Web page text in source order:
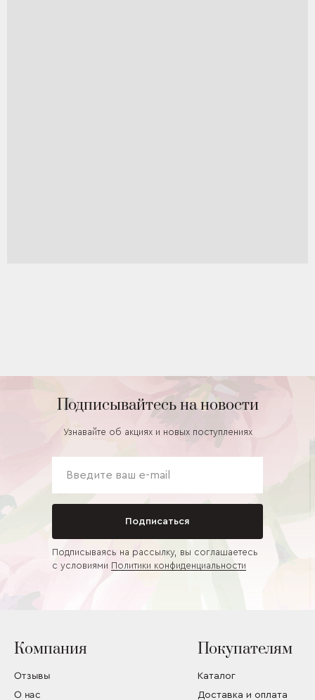
Подписывайтесь на новости
Узнавайте об акциях и новых поступлениях
Подписаться
Подписываясь на рассылку, вы соглашаетесь
с условиями Политики конфиденциальности
Компания Покупателям
О нас
Каталог
Доставка и оплата
Отзывы